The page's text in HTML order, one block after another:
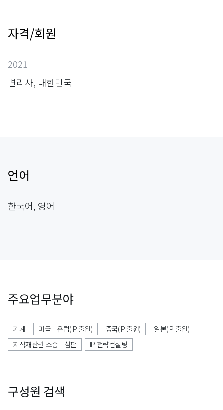
주요업무분야
기계 미국 · 유럽(IP 출원) 중국(IP 출원)
일본(IP 출원)
지식재산권 소송 · 심판
IP 전략컨설팅
구성원 검색
자격/회원
2021
변리사, 대한민국
언어
한국어, 영어